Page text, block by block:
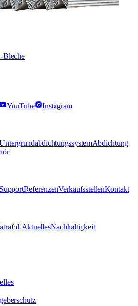
Bleche
YouTube Instagram
UntergrundabdichtungssystemAbdichtung
ReferenzenVerkaufsstellenKontakt
AktuellesNachhaltigkeit